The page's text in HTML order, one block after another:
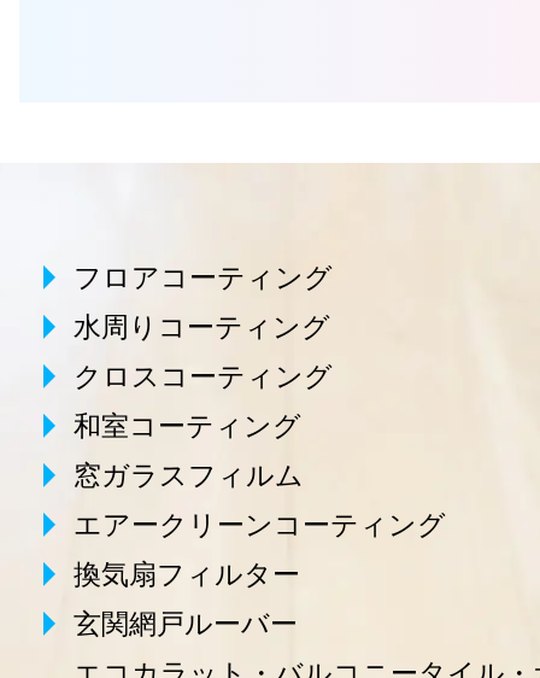
フロアコーティング
水周りコーティング
クロスコーティング
和室コーティング
窓ガラスフィルム
エアークリーンコーティング
換気扇フィルター
玄関網戸ルーバー